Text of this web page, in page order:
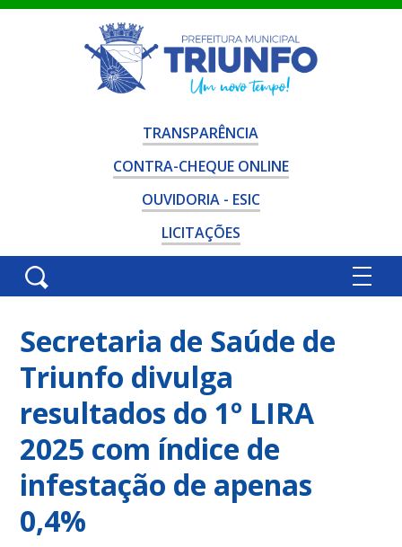
TRANSPARÊNCIA
CONTRA-CHEQUE ONLINE
OUVIDORIA - ESIC
LICITAÇÕES
Secretaria de Saúde de
Triunfo divulga
resultados do 1º LIRA
2025 com índice de
infestação de apenas
0,4%